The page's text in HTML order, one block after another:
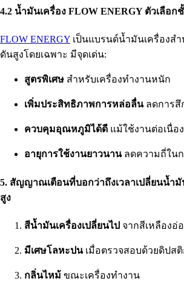
4.2 น้ำมันเครื่อง FLOW ENERGY ตัวเลือก
FLOW ENERGY เป็นแบรนด์น้ำมันเครื่องส
ดันสูงโดยเฉพาะ มีจุดเด่น:
สูตรพิเศษ สำหรับเครื่องทำงานหนัก
เพิ่มประสิทธิภาพการหล่อลื่นลดการสึ
ควบคุมอุณหภูมิได้ดี แม้ใช้งานต่อเนื่อง
อายุการใช้งานยาวนานลดความถี่ในก
5. สัญญาณเตือนที่บอกว่าถึงเวลาเปลี่ยนน้ำมั
สูง
สีน้ำมันเครื่องเปลี่ยนไป จากสีเหลืองอ่
มีเศษโลหะปนเมื่อตรวจสอบด้วยดิปสติ
กลิ่นไหม้ ขณะเครื่องทำงาน